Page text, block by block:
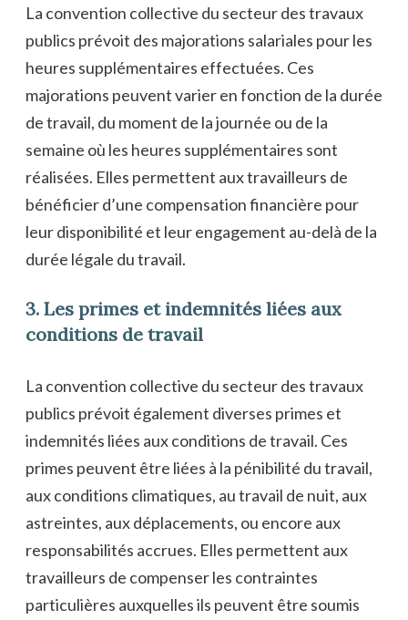
La convention collective du secteur des travaux
publics prévoit des majorations salariales pour les
heures supplémentaires effectuées. Ces
majorations peuvent varier en fonction de la durée
de travail, du moment de la journée ou de la
semaine où les heures supplémentaires sont
réalisées. Elles permettent aux travailleurs de
bénéficier d’une compensation financière pour
leur disponibilité et leur engagement au-delà de la
durée légale du travail.
3. Les primes et indemnités liées aux
conditions de travail
La convention collective du secteur des travaux
publics prévoit également diverses primes et
indemnités liées aux conditions de travail. Ces
primes peuvent être liées à la pénibilité du travail,
aux conditions climatiques, au travail de nuit, aux
astreintes, aux déplacements, ou encore aux
responsabilités accrues. Elles permettent aux
travailleurs de compenser les contraintes
particulières auxquelles ils peuvent être soumis